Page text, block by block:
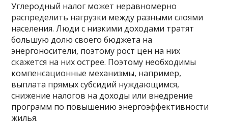
Углеродный налог может неравномерно
распределить нагрузки между разными слоями
населения. Люди с низкими доходами тратят
большую долю своего бюджета на
энергоносители, поэтому рост цен на них
скажется на них острее. Поэтому необходимы
компенсационные механизмы, например,
выплата прямых субсидий нуждающимся,
снижение налогов на доходы или внедрение
программ по повышению энергоэффективности
жилья.